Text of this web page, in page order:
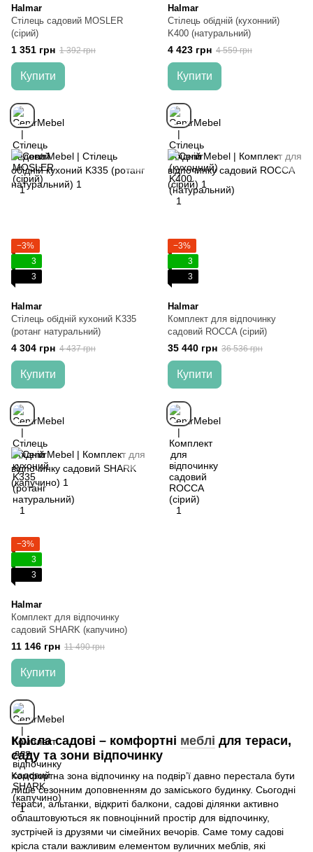
Halmar
Стілець садовий MOSLER
(сірий)
1 351 грн 1 392 грн
Купити
Halmar
Стілець обідній (кухонний)
K400 (натуральний)
4 423 грн 4 559 грн
Купити
−3%
3
3
Halmar
Стілець обідній кухоний K335
(ротанг натуральний)
4 304 грн 4 437 грн
Купити
−3%
3
3
Halmar
Комплект для відпочинку
садовий ROCCA (сірий)
35 440 грн 36 536 грн
Купити
−3%
3
3
Halmar
Комплект для відпочинку
садовий SHARK (капучино)
11 146 грн 11 490 грн
Купити
Крісла садові – комфортні меблі для тераси,
саду та зони відпочинку
Комфортна зона відпочинку на подвір’ї давно перестала бути
лише сезонним доповненням до заміського будинку. Сьогодні
тераси, альтанки, відкриті балкони, садові ділянки активно
облаштовуються як повноцінний простір для відпочинку,
зустрічей із друзями чи сімейних вечорів. Саме тому садові
крісла стали важливим елементом вуличних меблів, які